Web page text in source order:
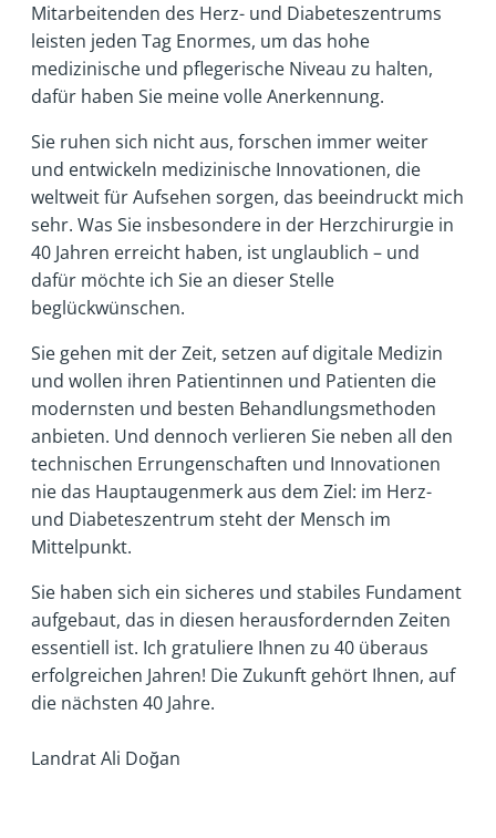
Mitarbeitenden des Herz- und Diabeteszentrums
leisten jeden Tag Enormes, um das hohe
medizinische und pflegerische Niveau zu halten,
dafür haben Sie meine volle Anerkennung.
Sie ruhen sich nicht aus, forschen immer weiter
und entwickeln medizinische Innovationen, die
weltweit für Aufsehen sorgen, das beeindruckt mich
sehr. Was Sie insbesondere in der Herzchirurgie in
40 Jahren erreicht haben, ist unglaublich – und
dafür möchte ich Sie an dieser Stelle
beglückwünschen.
Sie gehen mit der Zeit, setzen auf digitale Medizin
und wollen ihren Patientinnen und Patienten die
modernsten und besten Behandlungsmethoden
anbieten. Und dennoch verlieren Sie neben all den
technischen Errungenschaften und Innovationen
nie das Hauptaugenmerk aus dem Ziel: im Herz-
und Diabeteszentrum steht der Mensch im
Mittelpunkt.
Sie haben sich ein sicheres und stabiles Fundament
aufgebaut, das in diesen herausfordernden Zeiten
essentiell ist. Ich gratuliere Ihnen zu 40 überaus
erfolgreichen Jahren! Die Zukunft gehört Ihnen, auf
die nächsten 40 Jahre.
Landrat Ali Doğan